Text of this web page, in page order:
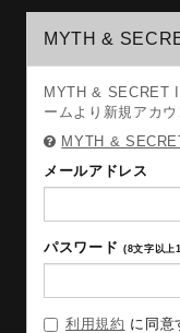
MYTH &
MYTH & SECRET
ームより新規アカ
MYTH &
メールアドレス
パスワード (8文字以上
利用規約 に同意